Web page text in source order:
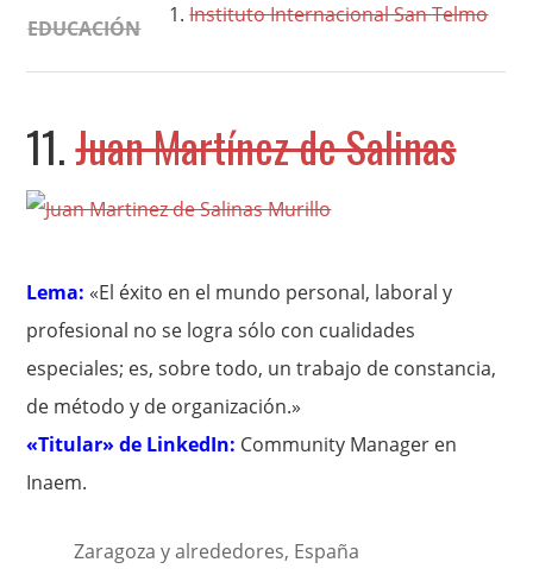
EDUCACIÓN
Instituto Internacional San Telmo
11.Juan Martínez de Salinas
Lema: «El éxito en el mundo personal, laboral y
profesional no se logra sólo con cualidades
especiales; es, sobre todo, un trabajo de constancia,
de método y de organización.»
«Titular» de LinkedIn: Community Manager en
Inaem.
Zaragoza y alrededores, España